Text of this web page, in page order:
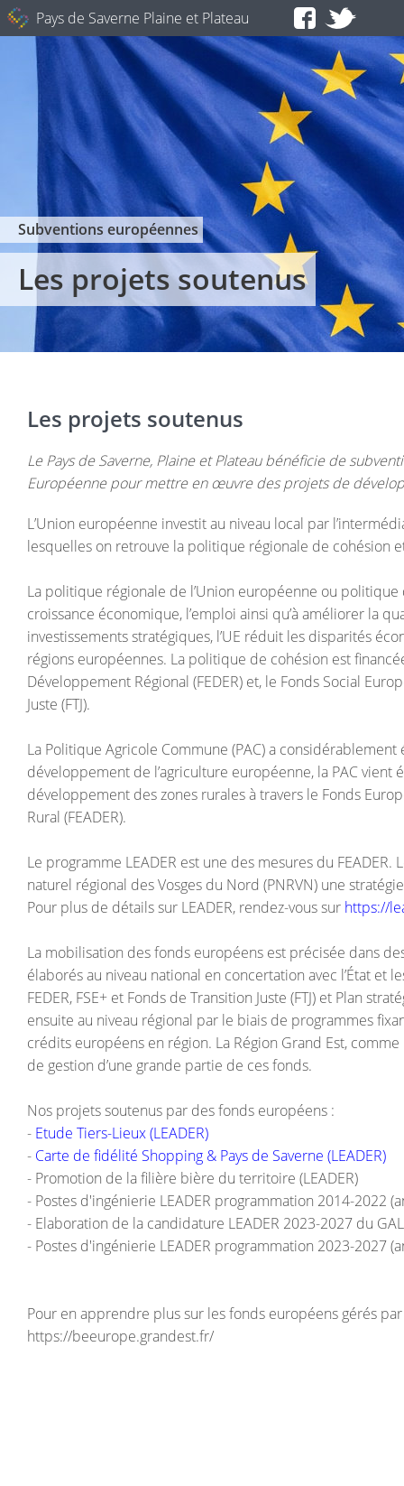
Pays de Saverne Plaine et Plateau
Subventions européennes
Les projets soutenus
Les projets soutenus
Le Pays de Saverne, Plaine et Plateau bénéficie de
Européenne pour mettre en œuvre des projets de
L’Union européenne investit au niveau local par
lesquelles on retrouve la politique régionale de cohésion
La politique régionale de l’Union européenne ou politique
croissance économique, l’emploi ainsi qu’à améliorer la
investissements stratégiques, l’UE réduit les disparités
régions européennes. La politique de cohésion est
Développement Régional (FEDER) et, le Fonds Social
Juste (FTJ).
La Politique Agricole Commune (PAC) a
développement de l’agriculture européenne, la PAC vient
développement des zones rurales à travers le Fonds
Rural (FEADER).
Le programme LEADER est une des mesures du FEADER.
naturel régional des Vosges du Nord (PNRVN) une
Pour plus de détails sur LEADER, rendez-vous sur https://
La mobilisation des fonds européens est précisée dans
élaborés au niveau national en concertation avec l’État et
FEDER, FSE+ et Fonds de Transition Juste (FTJ) et Plan
ensuite au niveau régional par le biais de programmes
crédits européens en région. La Région Grand Est,
de gestion d’une grande partie de ces fonds.
Nos projets soutenus par des fonds européens :
- Etude Tiers-Lieux (LEADER)
- Carte de fidélité Shopping & Pays de Saverne (LEADER)
- Promotion de la filière bière du territoire (LEADER)
- Postes d'ingénierie LEADER programmation 2014-2022
- Elaboration de la candidature LEADER 2023-2027 du
- Postes d'ingénierie LEADER programmation 2023-2027
Pour en apprendre plus sur les fonds européens gérés
https://beeurope.grandest.fr/